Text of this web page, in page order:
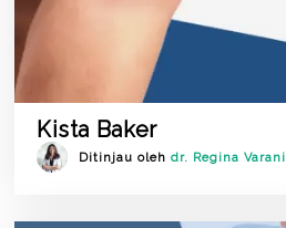
Kista Baker
Ditinjau olehdr. Regina Varani